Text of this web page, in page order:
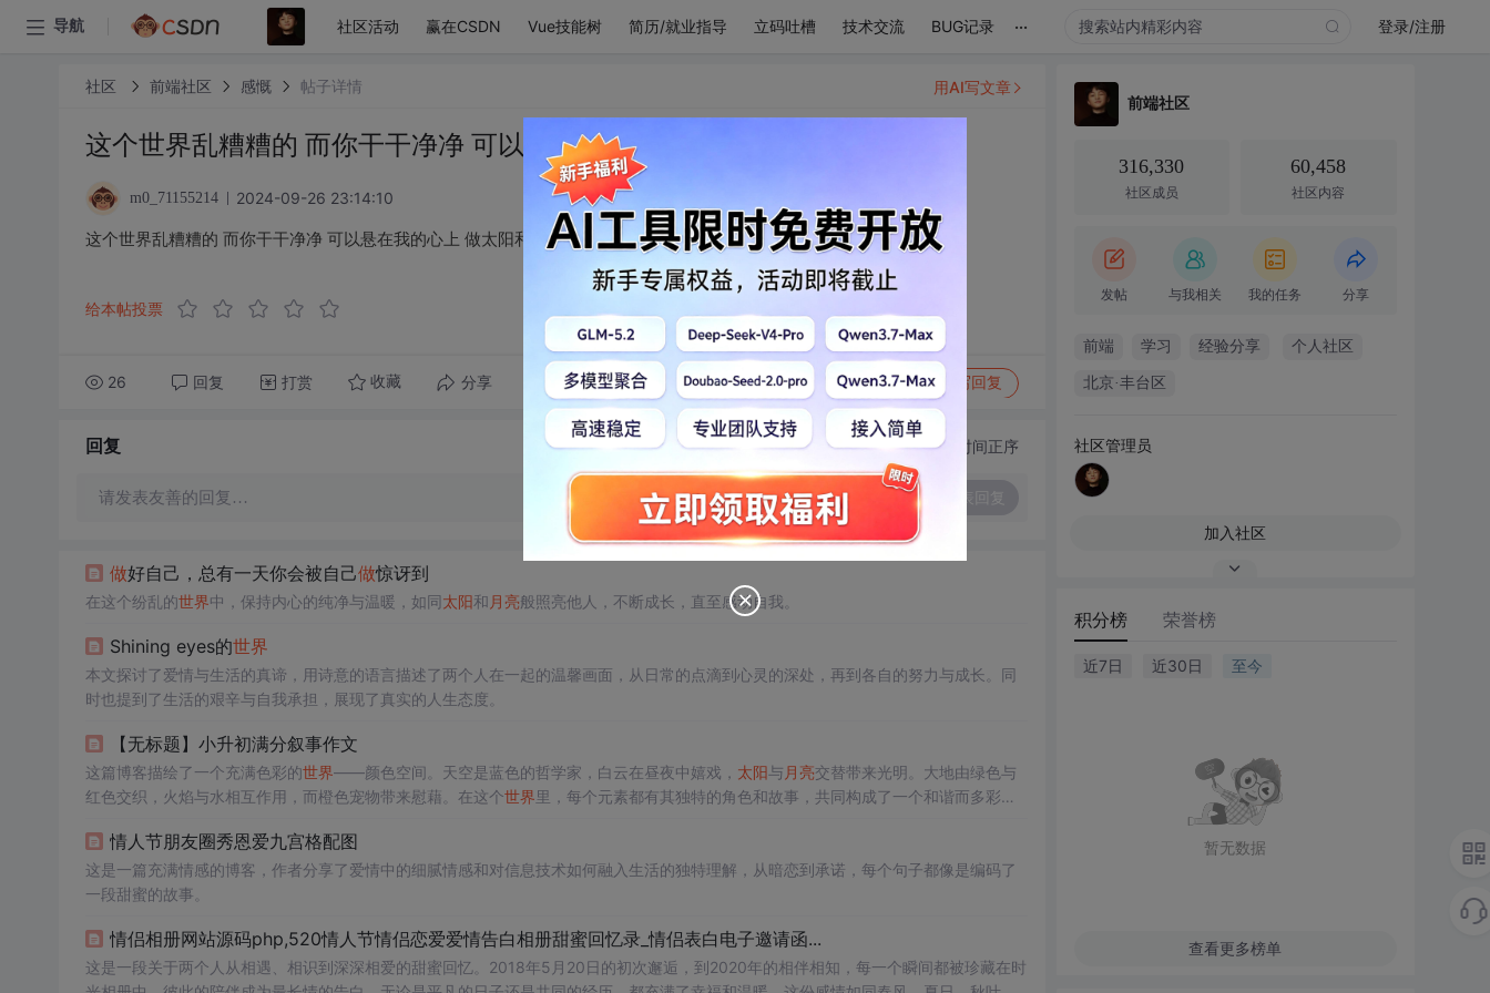
导航 社区活动 赢在CSDN Vue技能树 简历/就业指导 立码吐槽 技术交流 BUG记录 ... 登录/注册
社区 前端社区 感慨 帖子详情
这个世界乱糟糟的 而你干干净净 可以悬在我的心上 做太阳和月亮
m0_71155214 2024-09-26 23:14:10
这个世界乱糟糟的 而你干干净净 可以悬在我的心上 做太阳和月亮
给本帖投票
26 回复 打赏 收藏 分享 转发到动态 举报 写回复
用AI写文章
回复 切换为时间正序
请发表友善的回复…
做好自己，总有一天你会被自己做惊讶到
在这个纷乱的世界中，保持内心的纯净与温暖，如同太阳和 月亮般照亮他人，不断成长，直至感动自我。
Shining eyes的世界
本文探讨了爱情与生活的真谛，用诗意的语言描述了两个人在一起的温馨画面，从日常的点滴到心灵的深处，再到各自的努力与成长。同
时也提到了生活的艰辛与自我承担，展现了真实的人生态度。
【无标题】小升初满分叙事作文
这篇博客描绘了一个充满色彩的世界——颜色空间。天空是蓝色的哲学家，白云在昼夜中嬉戏， 太阳与 月亮交替带来光明。大地由绿色与
红色交织，火焰与水相互作用，而橙色宠物带来慰藉。在这个世界里，每个元素都有其独特的角色和故事，共同构成了一个和谐而多彩的
情人节朋友圈秀恩爱九宫格配图
这是一篇充满情感的博客，作者分享了爱情中的细腻情感和对信息技术如何融入生活的独特理解，从暗恋到承诺，每个句子都像是编码了
一段甜蜜的故事。
情侣相册网站源码php,520情人节情侣恋爱爱情告白相册甜蜜回忆录_情侣表白电子邀请函...
这是一段关于两个人从相遇、相识到深深相爱的甜蜜回忆。2018年5月20日的初次邂逅，到2020年的相伴相知，每一个瞬间都被珍藏在时
前端社区
316,330
社区成员
60,458
社区内容
发帖 与我相关 我的任务 分享
前端 学习 经验分享 个人社区
北京·丰台区
社区管理员
加入社区
积分榜 荣誉榜
近7日 近30日 至今
暂无数据
查看更多榜单